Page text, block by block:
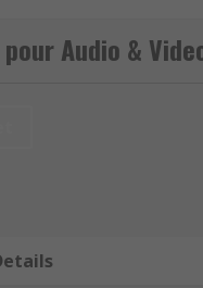
Audio and video
Faceplates
connections such
Audio &